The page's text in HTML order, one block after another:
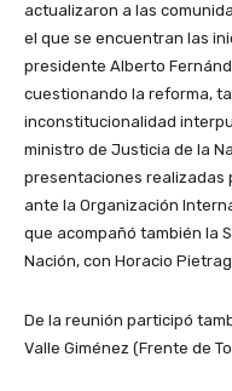
actualizaron a las
el que se encuentran las
presidente Alberto
cuestionando la reforma,
inconstitucionalidad
ministro de Justicia de la
presentaciones realizadas
ante la Organización
que acompañó también la
Nación, con Horacio
De la reunión participó
Valle Giménez (Frente de